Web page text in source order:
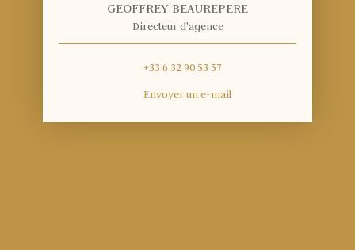
GEOFFREY BEAUREPERE
Directeur d'agence
+33 6 32 90 53 57
Envoyer un e-mail